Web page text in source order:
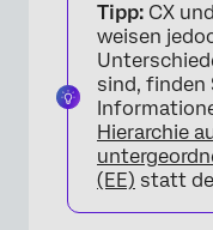
Tipp: CX
weisen
sind, finden
Hierarchie
(EE) statt